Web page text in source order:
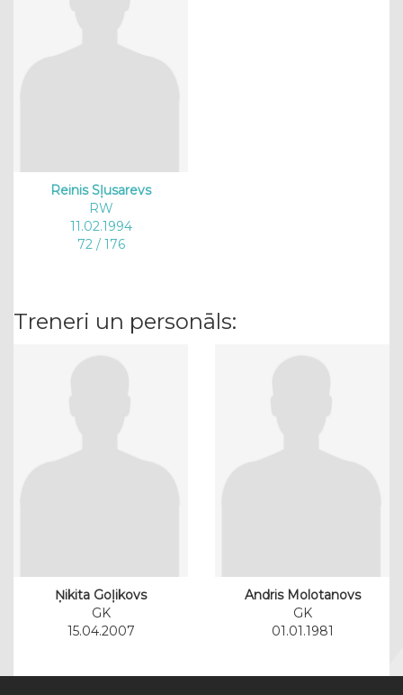
Reinis Sļusarevs
RW
11.02.1994
72 / 176
Treneri un personāls:
Ņikita Goļikovs
GK
15.04.2007
Andris Molotanovs
GK
01.01.1981